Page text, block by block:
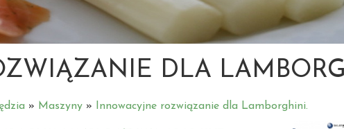
DLA
» Maszyny » Innowacyjne rozwiązanie dla Lamborghini.